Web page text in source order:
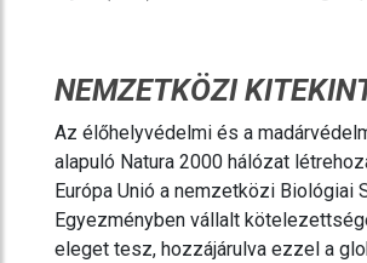
NEMZETKÖZI
Az élőhelyvédelmi és a
alapuló Natura 2000 hálózat
Európa Unió a nemzetközi Biológiai
Egyezményben vállalt
eleget tesz, hozzájárulva ezzel a